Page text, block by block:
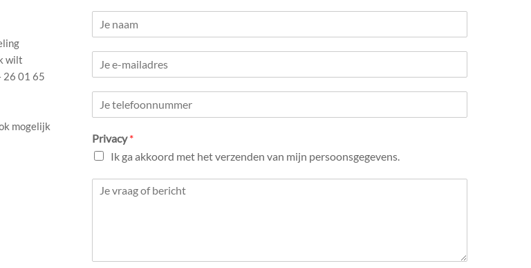
wilt
26 01 65
mogelijk
m
b
e
s
Privacy*
Ik ga akkoord met het verzenden van mijn persoonsgegevens.